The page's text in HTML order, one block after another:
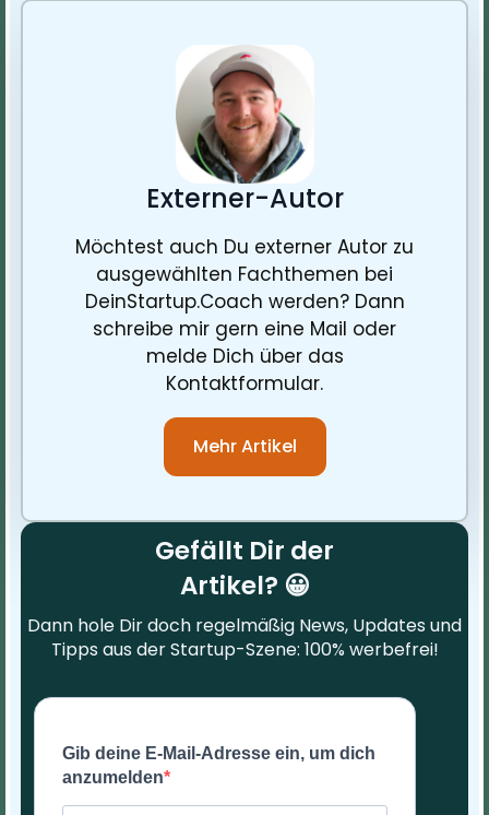
Externer-Autor
Möchtest auch Du externer Autor zu
ausgewählten Fachthemen bei
DeinStartup.Coach werden? Dann
schreibe mir gern eine Mail oder
melde Dich über das
Kontaktformular.
Mehr Artikel
Gefällt Dir der
Artikel? 😀
Dann hole Dir doch regelmäßig News, Updates und
Tipps aus der Startup-Szene: 100% werbefrei!
Gib deine E-Mail-Adresse ein, um dich
anzumelden